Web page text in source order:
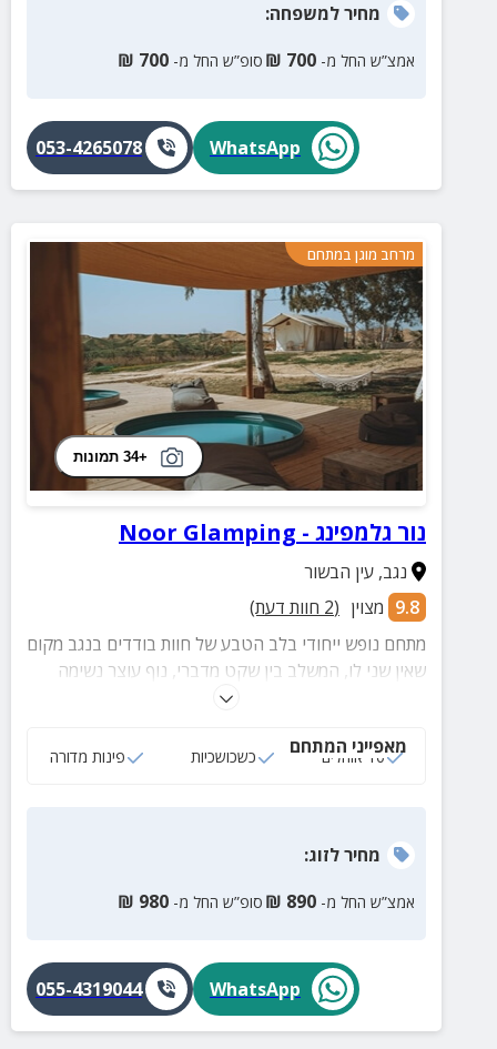
מחירלמשפחה:
אמצ”ש החל מ- 700
₪ סופ”ש החל מ- 700
₪
WhatsApp
053-4265078
מרחב מוגן במתחם
+34 תמונות
נור גלמפינג - Noor Glamping
נגב,עין הבשור
9.8 מצוין (
2 חוות דעת)
מתחם נופש ייחודי בלב הטבע של חוות בודדים בנגב מקום
שאין שני לו, המשלב בין שקט מדברי, נוף עוצר נשימה
לנחל הבשור ואירוח מפנק באווירה כפרית ואותנטית.
דלוקס וסוויטות יוקרתיות המתאימים לזוגות, משפחות
ונוחות במקום אחד.
מאפייני המתחם
10 אוהלים כשכושכיות פינות מדורה
מחירלזוג:
אמצ”ש החל מ- 890
₪ סופ”ש החל מ- 980
₪
WhatsApp
055-4319044